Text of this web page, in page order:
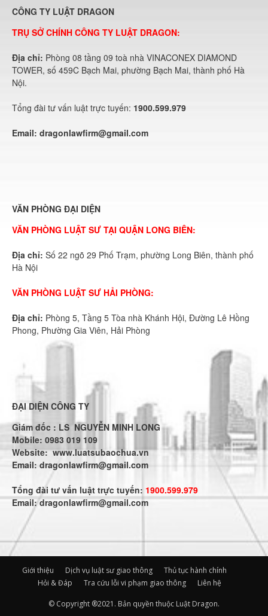
CÔNG TY LUẬT DRAGON
TRỤ SỞ CHÍNH CÔNG TY LUẬT DRAGON:
Địa chỉ: Phòng 08 tầng 09 toà nhà VINACONEX DIAMOND
TOWER, số 459C Bạch Mai, phường Bạch Mai, thành phố Hà
Nội.
Tổng đài tư vấn luật trực tuyến: 1900.599.979
Email: dragonlawfirm@gmail.com
VĂN PHÒNG ĐẠI DIỆN
VĂN PHÒNG LUẬT SƯ TẠI QUẬN LONG BIÊN:
Địa chỉ: Số 22 ngõ 29 Phố Trạm, phường Long Biên, thành phố
Hà Nội
VĂN PHÒNG LUẬT SƯ HẢI PHÒNG:
Địa chỉ: Phòng 5, Tầng 5 Tòa nhà Khánh Hội, Đường Lê Hồng
Phong, Phường Gia Viên, Hải Phòng
ĐẠI DIỆN CÔNG TY
Giám đốc : LS NGUYỄN MINH LONG
Mobile: 0983 019 109
Website:www.luatsubaochua.vn
Email: dragonlawfirm@gmail.com
Tổng đài tư vấn luật trực tuyến: 1900.599.979
Email:dragonlawfirm@gmail.com
Giới thiệu Dịch vụ luật sư giao thông
Thủ tục hành chính
Hỏi & Đáp
Tra cứu lỗi vi phạm giao thông Liên hệ
© Copyright ®2021. Bản quyền thuộc Luật Dragon.